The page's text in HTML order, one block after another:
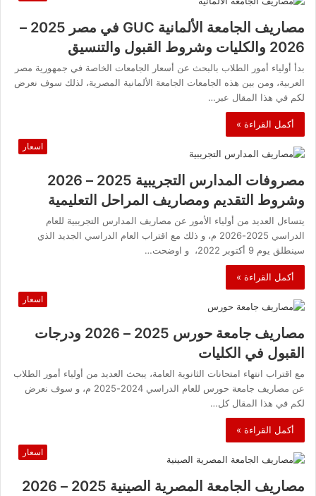
مصاريف الجامعة الألمانية GUC في مصر 2025 –
2026 والكليات وشروط القبول والتنسيق
بدأ أولياء أمور الطلاب بالبحث عن أسعار الجامعات الخاصة في جمهورية مصر
العربية، ومن بين هذه الجامعات الجامعة الألمانية المصرية، لذلك سوف نعرض
لكم في هذا المقال عبر…
أكمل القراءة »
اسعار
مصروفات المدارس التجريبية 2025 – 2026
وشروط التقديم ومصاريف المراحل التعليمية
يتساءل العديد من أولياء الأمور عن مصاريف المدارس التجريبية للعام
الدراسي 2025-2026 م، و ذلك مع اقتراب العام الدراسي الجديد الذي
سينطلق يوم 9 أكتوبر 2022، و اوضحت…
أكمل القراءة »
اسعار
مصاريف جامعة حورس 2025 – 2026 ودرجات
القبول في الكليات
مع اقتراب انتهاء امتحانات الثانوية العامة، يبحث العديد من أولياء أمور الطلاب
عن مصاريف جامعة حورس للعام الدراسي 2024-2025 م، و سوف نعرض
لكم في هذا المقال كل…
أكمل القراءة »
اسعار
مصاريف الجامعة المصرية الصينية 2025 – 2026